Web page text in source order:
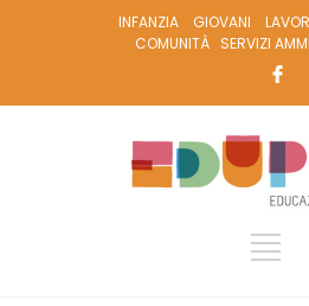
INFANZIA GIOVANI
COMUNITÀ
SERVIZI